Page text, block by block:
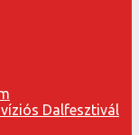
Dalfesztivál